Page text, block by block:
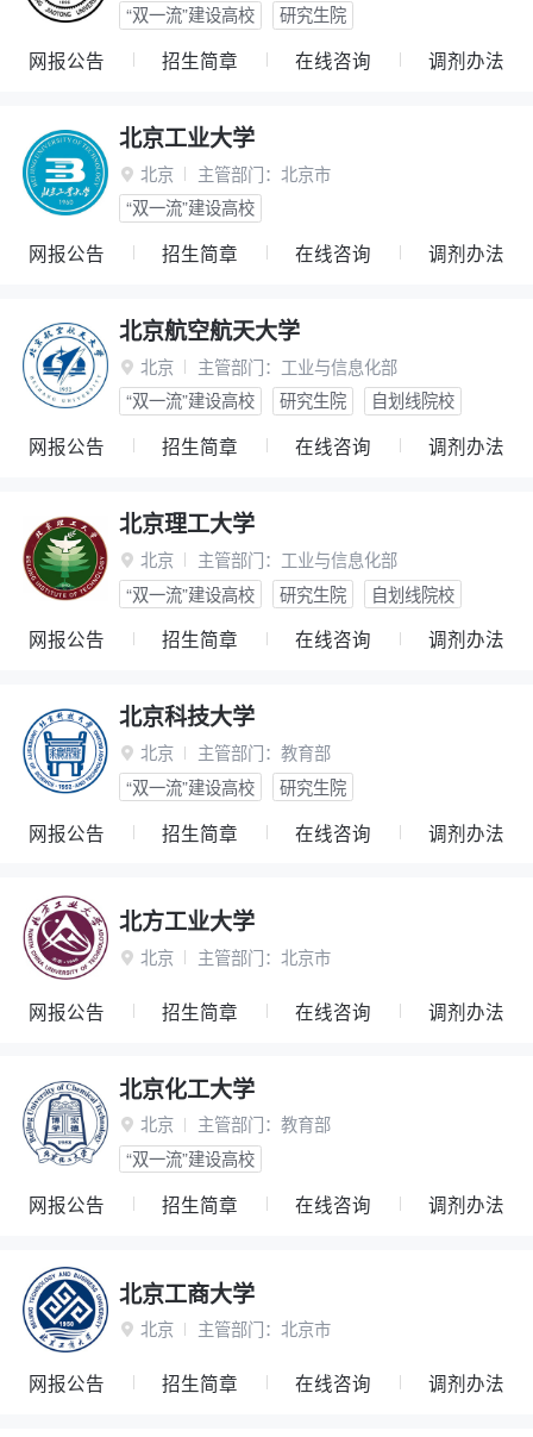
“双一流”建设高校
研究生院
网报公告 招生简章 在线咨询 调剂办法
北京工业大学
 北京 主管部门： 北京市
“双一流”建设高校
网报公告 招生简章 在线咨询 调剂办法
北京航空航天大学
 北京 主管部门： 工业与信息化部
“双一流”建设高校
研究生院 自划线院校
网报公告 招生简章 在线咨询 调剂办法
北京理工大学
 北京 主管部门： 工业与信息化部
“双一流”建设高校
研究生院 自划线院校
网报公告 招生简章 在线咨询 调剂办法
北京科技大学
 北京 主管部门： 教育部
“双一流”建设高校
研究生院
网报公告 招生简章 在线咨询 调剂办法
北方工业大学
 北京 主管部门： 北京市
网报公告 招生简章 在线咨询 调剂办法
北京化工大学
 北京 主管部门： 教育部
“双一流”建设高校
网报公告 招生简章 在线咨询 调剂办法
北京工商大学
 北京 主管部门： 北京市
网报公告 招生简章 在线咨询 调剂办法